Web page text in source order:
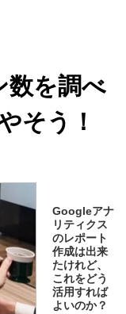
数を調べ
そう！
Googleアナ
リティクス
のレポート
作成は出来
たけれど、
これをどう
活用すれば
よいのか？